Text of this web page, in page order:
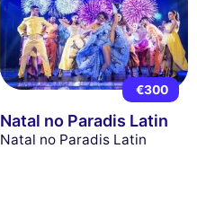
€300
Natal no Paradis Latin
Natal no Paradis Latin